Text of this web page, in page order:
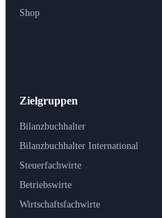
Shop
Zielgruppen
Bilanzbuchhalter
Bilanzbuchhalter International
Steuerfachwirte
Betriebswirte
Wirtschaftsfachwirte